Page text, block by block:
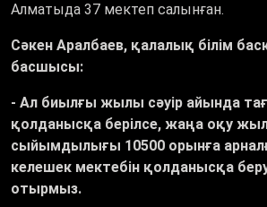
Алматыда 37 мектеп салынған.
Сәкен Аралбаев, қалалық білім
басшысы:
- Ал биылғы жылы сәуір айында
қолданысқа берілсе, жаңа оқу
сыйымдылығы 10500 орынға
келешек мектебін қолданысқа
отырмыз.